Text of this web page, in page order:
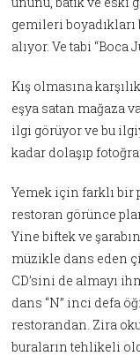
gemileri
alıyor. Ve tabi “Boca
Kış olmasına
eşya satan mağaza
ilgi görüyor ve bu
kadar dolaşıp
Yemek için farklı bir
restoran görünce
Yine biftek ve
müzikle dans eden
CD’sini de almayı
dans “N” inci defa
restorandan. Zira
buraların tehlikeli